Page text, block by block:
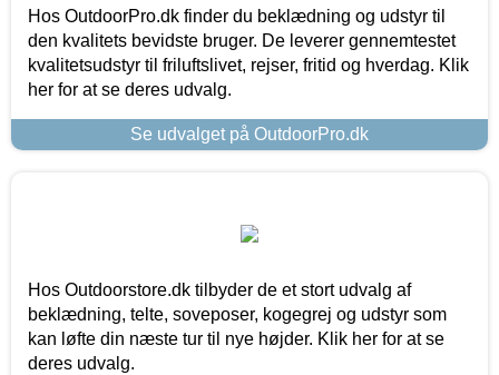
Hos OutdoorPro.dk finder du beklædning og udstyr til
den kvalitets bevidste bruger. De leverer gennemtestet
kvalitetsudstyr til friluftslivet, rejser, fritid og hverdag. Klik
her for at se deres udvalg.
Se udvalget på OutdoorPro.dk
Hos Outdoorstore.dk tilbyder de et stort udvalg af
beklædning, telte, soveposer, kogegrej og udstyr som
kan løfte din næste tur til nye højder. Klik her for at se
deres udvalg.